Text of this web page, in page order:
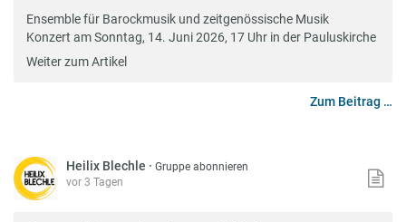
Ensemble für Barockmusik und zeitgenössische Musik
Konzert am Sonntag, 14. Juni 2026, 17 Uhr in der Pauluskirche
Weiter zum Artikel
Zum Beitrag …
Heilix Blechle ·Gruppe abonnieren
vor 3 Tagen